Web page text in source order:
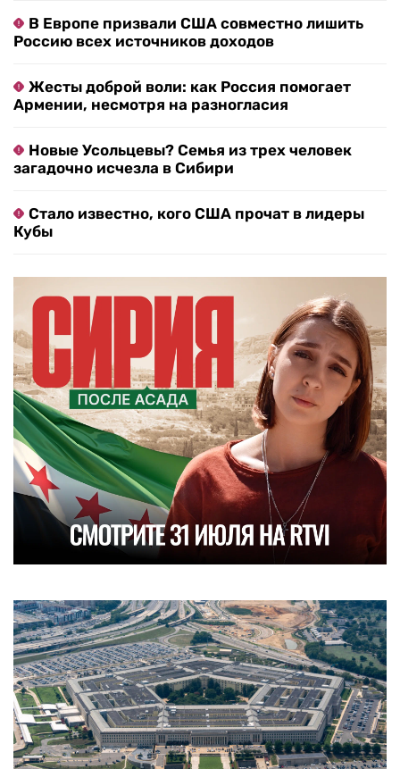
В Европе призвали США совместно лишить
Россию всех источников доходов
Жесты доброй воли: как Россия помогает
Армении, несмотря на разногласия
Новые Усольцевы? Семья из трех человек
загадочно исчезла в Сибири
Стало известно, кого США прочат в лидеры
Кубы